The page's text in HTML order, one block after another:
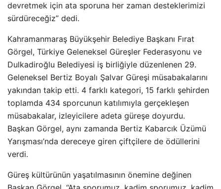
devretmek için ata sporuna her zaman desteklerimizi
sürdüreceğiz” dedi.
Kahramanmaraş Büyükşehir Belediye Başkanı Fırat
Görgel, Türkiye Geleneksel Güreşler Federasyonu ve
Dulkadiroğlu Belediyesi iş birliğiyle düzenlenen 29.
Geleneksel Bertiz Boyalı Şalvar Güreşi müsabakalarını
yakından takip etti. 4 farklı kategori, 15 farklı şehirden
toplamda 434 sporcunun katılımıyla gerçekleşen
müsabakalar, izleyicilere adeta güreşe doyurdu.
Başkan Görgel, aynı zamanda Bertiz Kabarcık Üzümü
Yarışması’nda dereceye giren çiftçilere de ödüllerini
verdi.
Güreş kültürünün yaşatılmasının önemine değinen